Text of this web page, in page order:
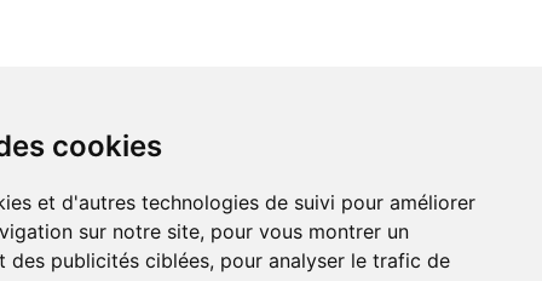
cookies
et d'autres technologies de suivi pour améliorer
sur notre site, pour vous montrer un
des publicités ciblées, pour analyser le trafic de